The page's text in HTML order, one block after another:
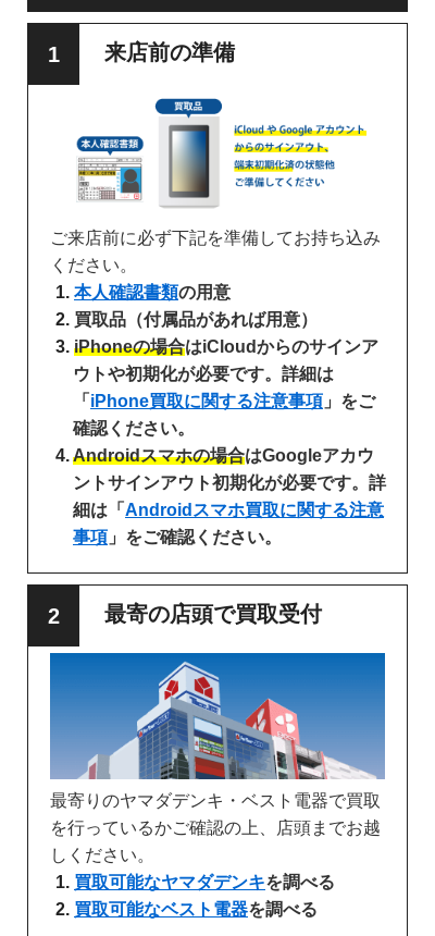
来店前の準備
ご来店前に必ず下記を準備してお持ち込み
ください。
本人確認書類の用意
買取品（付属品があれば用意）
iPhoneの場合はiCloudからのサインア
ウトや初期化が必要です。詳細は
「 iPhone買取に関する注意事項 」をご
確認ください。
Androidスマホの場合はGoogleアカウ
ントサインアウト初期化が必要です。詳
細は「 Androidスマホ買取に関する注意
事項 」をご確認ください。
最寄の店頭で買取受付
最寄りのヤマダデンキ・ベスト電器で買取
を行っているかご確認の上、店頭までお越
しください。
買取可能なヤマダデンキを調べる
買取可能なベスト電器を調べる